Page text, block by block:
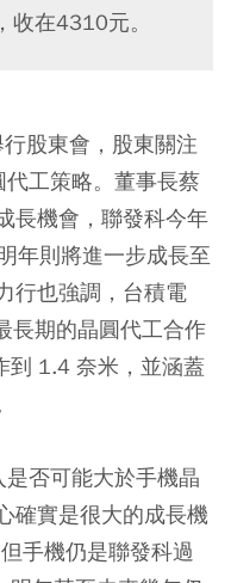
在4310元。
股東會，股東關注
代工策略。董事長蔡
長機會，聯發科今年
年則將進一步成長至
行也強調，台積電
長期的晶圓代工合作
到 1.4 奈米，並涵蓋
否可能大於手機晶
確實是很大的成長機
手機仍是聯發科過